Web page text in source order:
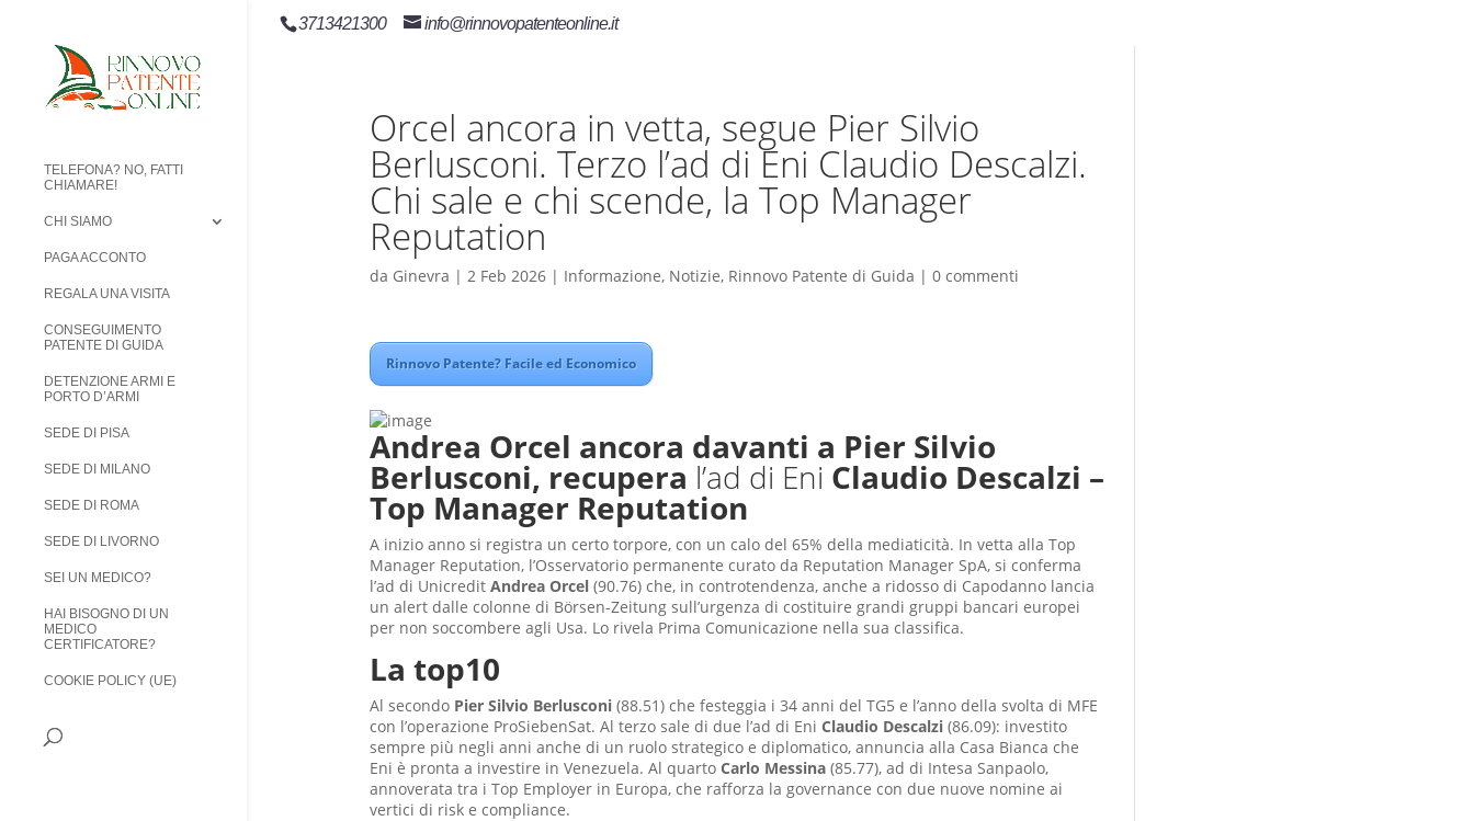
3713421300 info@rinnovopatenteonline.it
TELEFONA? NO, FATTI
CHIAMARE!
CHI SIAMO
PAGA ACCONTO
REGALA UNA VISITA
CONSEGUIMENTO
PATENTE DI GUIDA
DETENZIONE ARMI E
PORTO D’ARMI
SEDE DI PISA
SEDE DI MILANO
SEDE DI ROMA
SEDE DI LIVORNO
SEI UN MEDICO?
HAI BISOGNO DI UN
MEDICO
CERTIFICATORE?
COOKIE POLICY (UE)
Orcel ancora in vetta, segue Pier Silvio
Berlusconi. Terzo l’ad di Eni Claudio Descalzi.
Chi sale e chi scende, la Top Manager
Reputation
da Ginevra | 2 Feb 2026| Informazione, Notizie, Rinnovo Patente di Guida | 0 commenti
Rinnovo Patente? Facile ed Economico
Andrea Orcel ancora davanti a Pier Silvio
Berlusconi, recupera l’ad di Eni Claudio Descalzi –
Top Manager Reputation
A inizio anno si registra un certo torpore, con un calo del 65% della mediaticità. In vetta alla Top
Manager Reputation, l’Osservatorio permanente curato da Reputation Manager SpA, si conferma
l’ad di Unicredit Andrea Orcel (90.76) che, in controtendenza, anche a ridosso di Capodanno lancia
un alert dalle colonne di Börsen-Zeitung sull’urgenza di costituire grandi gruppi bancari europei
per non soccombere agli Usa. Lo rivela Prima Comunicazione nella sua classifica.
La top10
Al secondo Pier Silvio Berlusconi (88.51) che festeggia i 34 anni del TG5 e l’anno della svolta di MFE
con l’operazione ProSiebenSat. Al terzo sale di due l’ad di Eni Claudio Descalzi (86.09): investito
sempre più negli anni anche di un ruolo strategico e diplomatico, annuncia alla Casa Bianca che
Eni è pronta a investire in Venezuela. Al quarto Carlo Messina (85.77), ad di Intesa Sanpaolo,
annoverata tra i Top Employer in Europa, che rafforza la governance con due nuove nomine ai
vertici di risk e compliance.